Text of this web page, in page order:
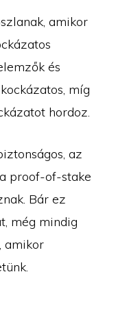
amikor
és
míg
hordoz.
az
proof-of-stake
Bár ez
még mindig
amikor